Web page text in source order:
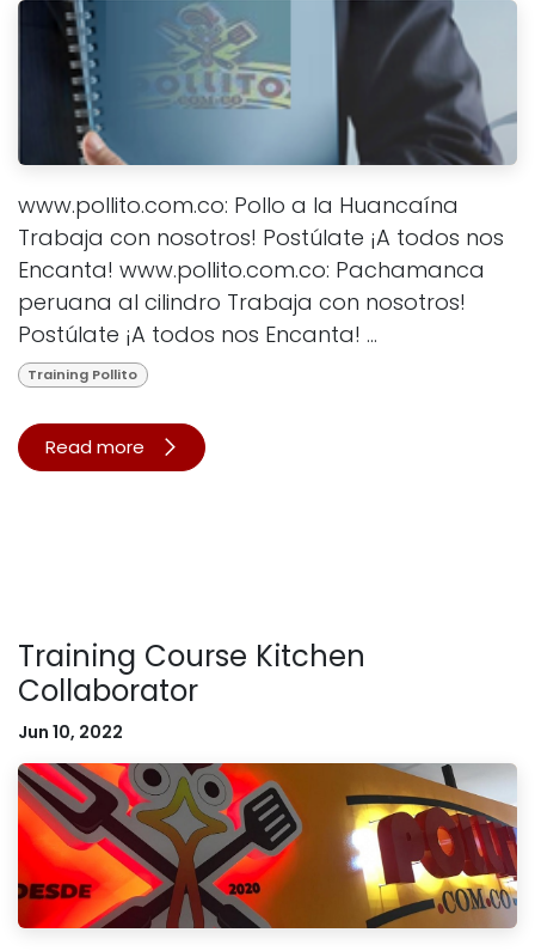
www.pollito.com.co: Pollo a la Huancaína
Trabaja con nosotros! Postúlate ¡A todos nos
Encanta! www.pollito.com.co: Pachamanca
peruana al cilindro Trabaja con nosotros!
Postúlate ¡A todos nos Encanta! ...
Training Pollito
Read more
Training Course Kitchen
Collaborator
Jun 10, 2022